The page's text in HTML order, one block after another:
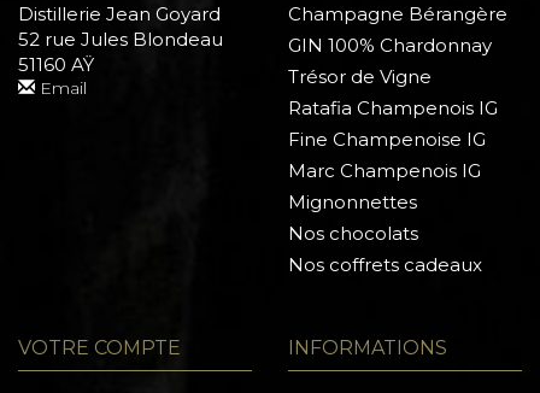
Distillerie Jean Goyard
52 rue Jules Blondeau
51160 AŸ
Email
Champagne Bérangère
GIN 100% Chardonnay
Trésor de Vigne
Ratafia Champenois IG
Fine Champenoise IG
Marc Champenois IG
Mignonnettes
Nos chocolats
Nos coffrets cadeaux
VOTRE COMPTE INFORMATIONS